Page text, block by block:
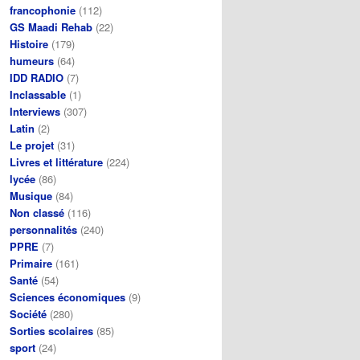
francophonie (112)
GS Maadi Rehab (22)
Histoire (179)
humeurs (64)
IDD RADIO (7)
Inclassable (1)
Interviews (307)
Latin (2)
Le projet (31)
Livres et littérature (224)
lycée (86)
Musique (84)
Non classé (116)
personnalités (240)
PPRE (7)
Primaire (161)
Santé (54)
Sciences économiques (9)
Société (280)
Sorties scolaires (85)
sport (24)